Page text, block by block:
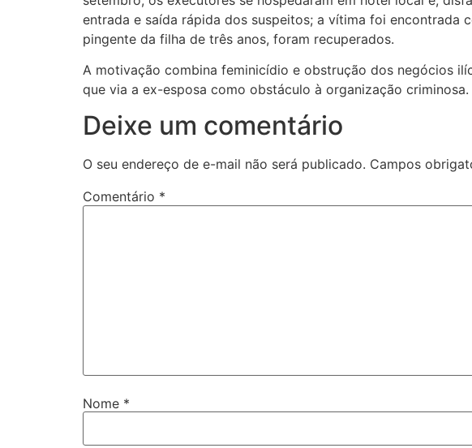
entrada e saída rápida dos suspeitos; a vítima foi encontrada
pingente da filha de três anos, foram recuperados.
A motivação combina feminicídio e obstrução dos negócios
que via a ex-esposa como obstáculo à organização
Deixe um comentário
O seu endereço de e-mail não será publicado. Campos
Comentário *
Nome *